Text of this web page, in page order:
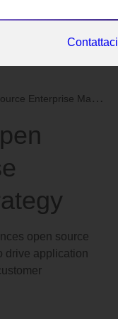
Contattaci
Management Strategy...
open source
drive application